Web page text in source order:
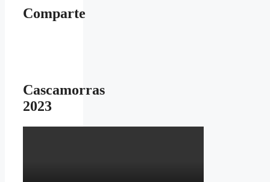
Comparte
Cascamorras
2023